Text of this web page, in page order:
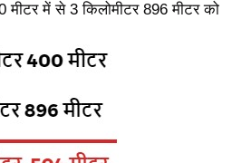
मीटर में से 3 किलोमीटर 896 मीटर को